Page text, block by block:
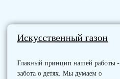
Искусственный газон
Главный принцип нашей работы -
забота о детях. Мы думаем о